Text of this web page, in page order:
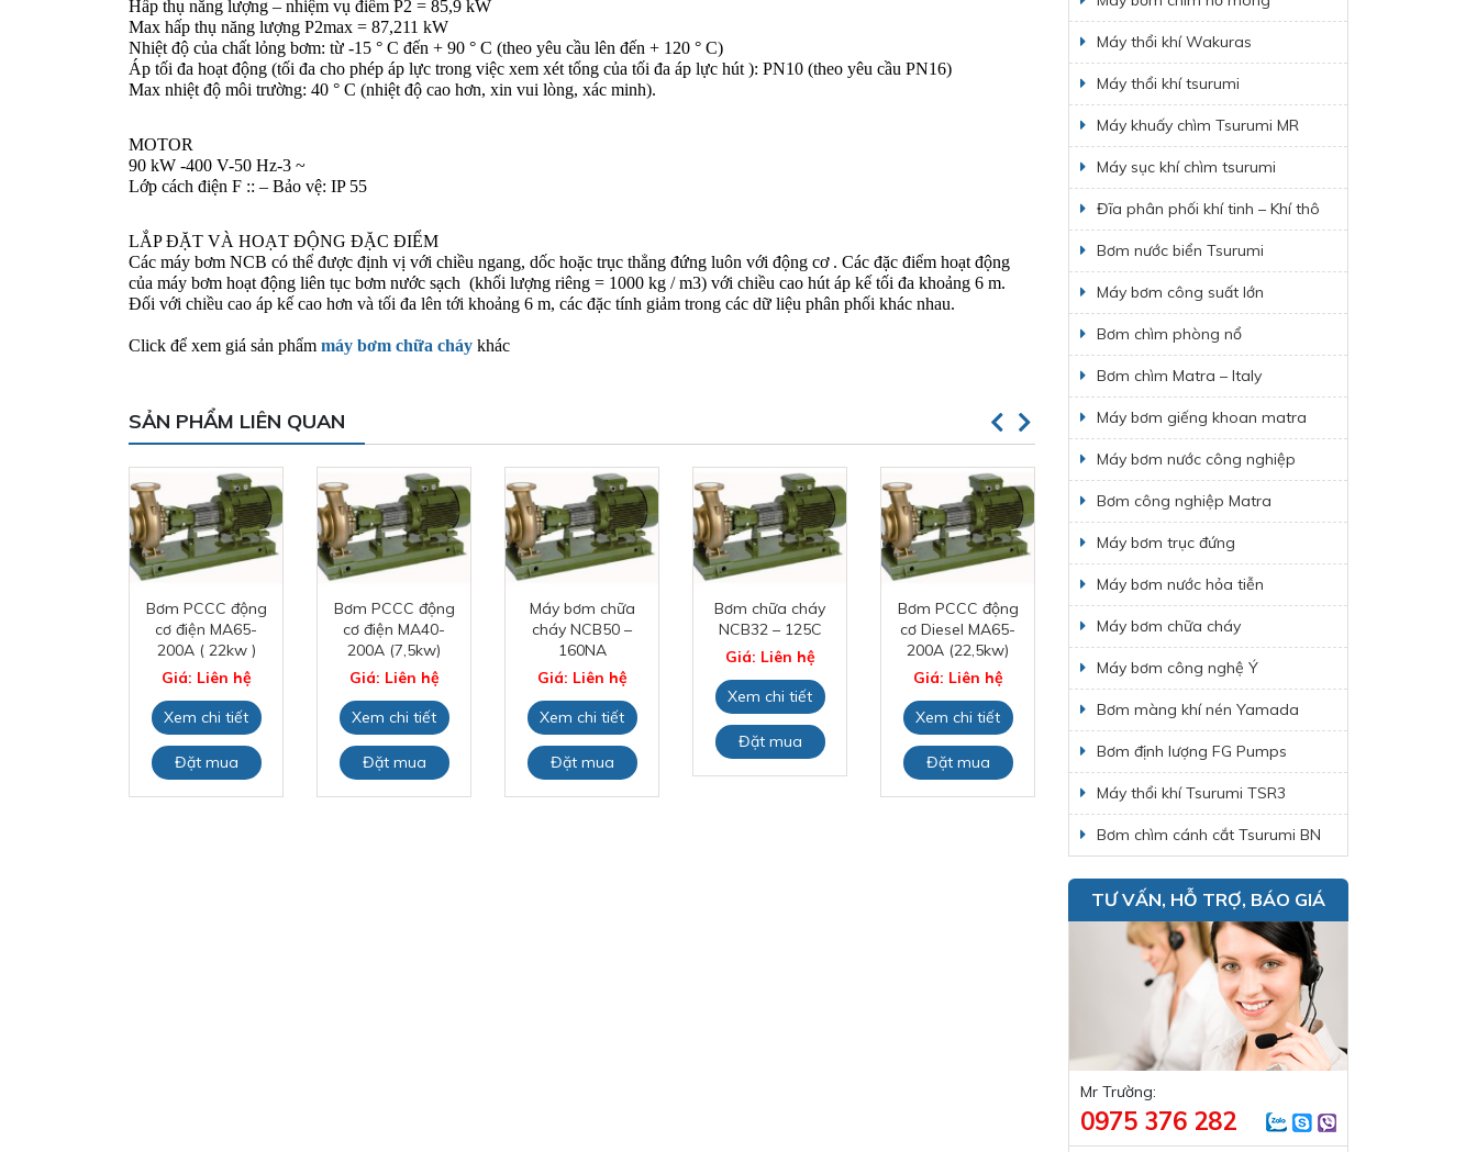
Hấp thụ năng lượng – nhiệm vụ điểm P2 = 85,9 kW
Max hấp thụ năng lượng P2max = 87,211 kW
Nhiệt độ của chất lỏng bơm: từ -15 ° C đến + 90 ° C (theo yêu cầu lên đến + 120 ° C)
Áp tối đa hoạt động (tối đa cho phép áp lực trong việc xem xét tổng của tối đa áp lực hút ): PN10 (theo yêu cầu PN16)
Max nhiệt độ môi trường: 40 ° C (nhiệt độ cao hơn, xin vui lòng, xác minh).
MOTOR
90 kW -400 V-50 Hz-3 ~
Lớp cách điện F :: – Bảo vệ: IP 55
LẮP ĐẶT VÀ HOẠT ĐỘNG ĐẶC ĐIỂM
Các máy bơm NCB có thể được định vị với chiều ngang, dốc hoặc trục thẳng đứng luôn với động cơ . Các đặc điểm hoạt động
của máy bơm hoạt động liên tục bơm nước sạch  (khối lượng riêng = 1000 kg / m3) với chiều cao hút áp kế tối đa khoảng 6 m.
Đối với chiều cao áp kế cao hơn và tối đa lên tới khoảng 6 m, các đặc tính giảm trong các dữ liệu phân phối khác nhau.
Click để xem giá sản phẩm máy bơm chữa cháy khác
SẢN PHẨM LIÊN QUAN
Bơm PCCC động
cơ điện MA65-
200A ( 22kw )
Giá: Liên hệ
Xem chi tiết
Đặt mua
Bơm PCCC động
cơ điện MA40-
200A (7,5kw)
Giá: Liên hệ
Xem chi tiết
Đặt mua
Máy bơm chữa
cháy NCB50 –
160NA
Giá: Liên hệ
Xem chi tiết
Đặt mua
Bơm chữa cháy
NCB32 – 125C
Giá: Liên hệ
Xem chi tiết
Đặt mua
Bơm PCCC động
cơ Diesel MA65-
200A (22,5kw)
Giá: Liên hệ
Xem chi tiết
Đặt mua
Máy bơm chữa
cháy NCB40 –
200NA
Giá: Liên hệ
Xem chi tiết
Đặt mua
Bơm PCCC động
200A ( 22kw )
Xem chi tiết
Máy thổi khí Wakuras
Máy thổi khí tsurumi
Máy khuấy chìm Tsurumi MR
Máy sục khí chìm tsurumi
Đĩa phân phối khí tinh – Khí thô
Bơm nước biển Tsurumi
Máy bơm công suất lớn
Bơm chìm phòng nổ
Bơm chìm Matra – Italy
Máy bơm giếng khoan matra
Máy bơm nước công nghiệp
Bơm công nghiệp Matra
Máy bơm trục đứng
Máy bơm nước hỏa tiễn
Máy bơm chữa cháy
Máy bơm công nghệ Ý
Bơm màng khí nén Yamada
Bơm định lượng FG Pumps
Máy thổi khí Tsurumi TSR3
Bơm chìm cánh cắt Tsurumi BN
TƯ VẤN, HỖ TRỢ, BÁO GIÁ
Mr Trường:
0975 376 282